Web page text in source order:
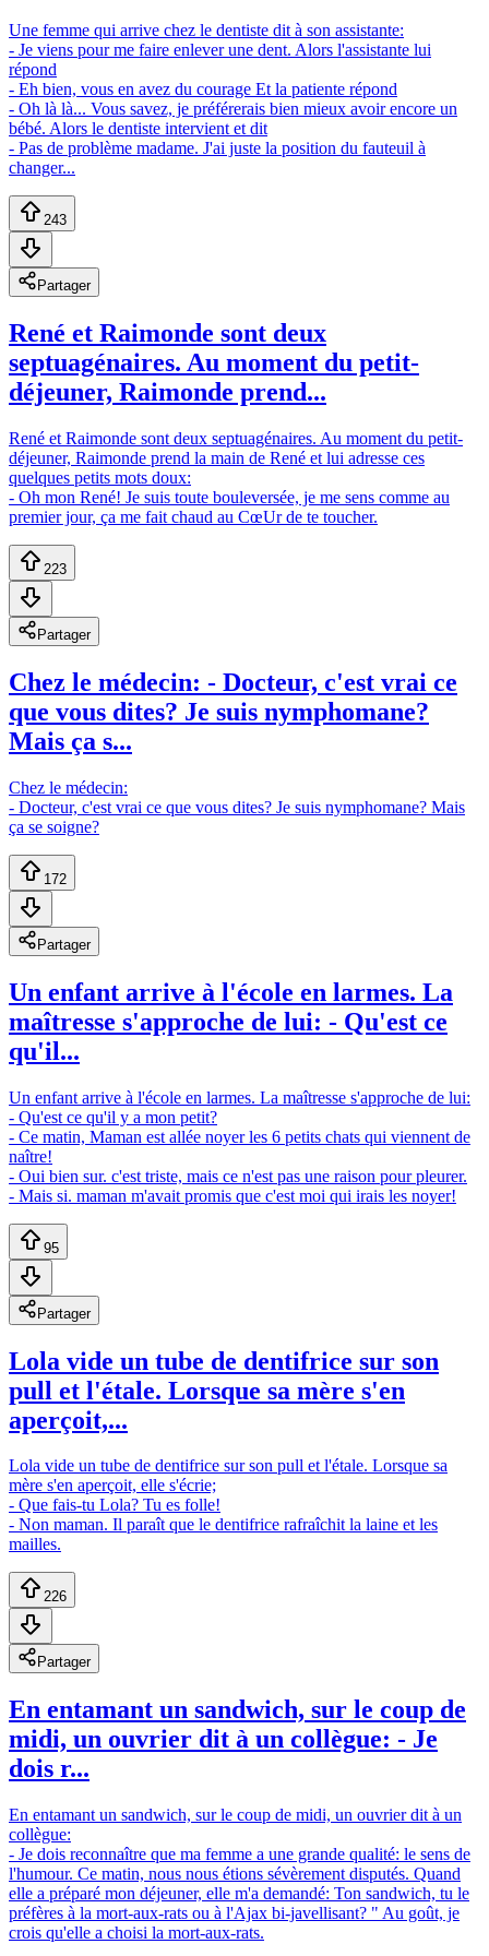
Une femme qui arrive chez le dentiste dit à son assistante:
- Je viens pour me faire enlever une dent. Alors l'assistante lui
répond
- Eh bien, vous en avez du courage Et la patiente répond
- Oh là là... Vous savez, je préférerais bien mieux avoir encore un
bébé. Alors le dentiste intervient et dit
- Pas de problème madame. J'ai juste la position du fauteuil à
changer...
243
Partager
René et Raimonde sont deux
septuagénaires. Au moment du petit-
déjeuner, Raimonde prend...
René et Raimonde sont deux septuagénaires. Au moment du petit-
déjeuner, Raimonde prend la main de René et lui adresse ces
quelques petits mots doux:
- Oh mon René! Je suis toute bouleversée, je me sens comme au
premier jour, ça me fait chaud au CœUr de te toucher.
223
Partager
Chez le médecin: - Docteur, c'est vrai ce
que vous dites? Je suis nymphomane?
Mais ça s...
Chez le médecin:
- Docteur, c'est vrai ce que vous dites? Je suis nymphomane? Mais
ça se soigne?
172
Partager
Un enfant arrive à l'école en larmes. La
maîtresse s'approche de lui: - Qu'est ce
qu'il...
Un enfant arrive à l'école en larmes. La maîtresse s'approche de lui:
- Qu'est ce qu'il y a mon petit?
- Ce matin, Maman est allée noyer les 6 petits chats qui viennent de
naître!
- Oui bien sur. c'est triste, mais ce n'est pas une raison pour pleurer.
- Mais si. maman m'avait promis que c'est moi qui irais les noyer!
95
Partager
Lola vide un tube de dentifrice sur son
pull et l'étale. Lorsque sa mère s'en
aperçoit,...
Lola vide un tube de dentifrice sur son pull et l'étale. Lorsque sa
mère s'en aperçoit, elle s'écrie;
- Que fais-tu Lola? Tu es folle!
- Non maman. Il paraît que le dentifrice rafraîchit la laine et les
mailles.
226
Partager
En entamant un sandwich, sur le coup de
midi, un ouvrier dit à un collègue: - Je
dois r...
En entamant un sandwich, sur le coup de midi, un ouvrier dit à un
collègue:
- Je dois reconnaître que ma femme a une grande qualité: le sens de
l'humour. Ce matin, nous nous étions sévèrement disputés. Quand
elle a préparé mon déjeuner, elle m'a demandé: Ton sandwich, tu le
préfères à la mort-aux-rats ou à l'Ajax bi-javellisant? " Au goût, je
crois qu'elle a choisi la mort-aux-rats.